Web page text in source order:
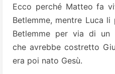
Ecco perché Matteo fa
Betlemme, mentre Luca
Betlemme per via di un
che avrebbe costretto
era poi nato Gesù.